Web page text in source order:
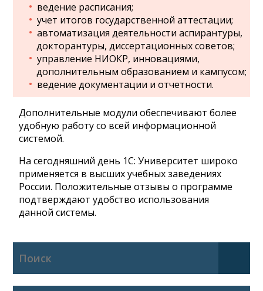
ведение расписания;
учет итогов государственной аттестации;
автоматизация деятельности аспирантуры,
докторантуры, диссертационных советов;
управление НИОКР, инновациями,
дополнительным образованием и кампусом;
ведение документации и отчетности.
Дополнительные модули обеспечивают более
удобную работу со всей информационной
системой.
На сегодняшний день 1С: Университет широко
применяется в высших учебных заведениях
России. Положительные отзывы о программе
подтверждают удобство использования
данной системы.